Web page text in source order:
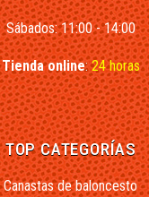
Sábados: 11:00 - 14:00
Tienda online:24 horas
TOP CATEGORÍAS
Canastas de baloncesto